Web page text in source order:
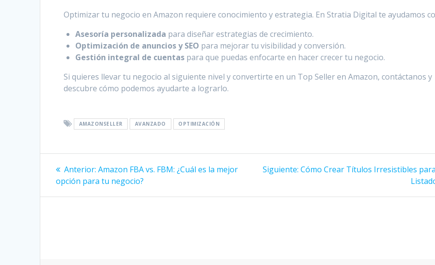
Optimizar tu negocio en Amazon requiere conocimiento y estrategia. En Stratia Digital te ayudamos
Asesoría personalizada para diseñar estrategias de crecimiento.
Optimización de anuncios y SEO para mejorar tu visibilidad y conversión.
Gestión integral de cuentas para que puedas enfocarte en hacer crecer tu negocio.
Si quieres llevar tu negocio al siguiente nivel y convertirte en un Top Seller en Amazon, contáctanos y
descubre cómo podemos ayudarte a lograrlo.
AMAZONSELLER AVANZADO OPTIMIZACIÓN
Navegación
de
Anterior: Post
anterior:
Amazon FBA vs. FBM: ¿Cuál es la mejor
opción para tu negocio?
Siguiente: Siguiente
Cómo Crear Títulos Irresistibles